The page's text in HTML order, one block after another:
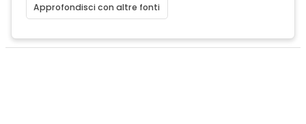
Approfondisci con altre fonti